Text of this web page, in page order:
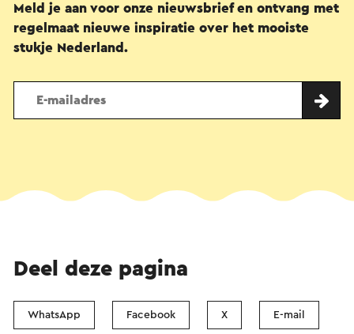
Meld je aan voor onze nieuwsbrief en ontvang met
regelmaat nieuwe inspiratie over het mooiste
stukje Nederland.
Deel deze pagina
WhatsApp Facebook X E-mail